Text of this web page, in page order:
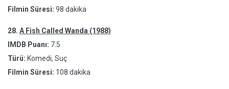
Filmin Süresi: 98 dakika
28. A Fish Called Wanda (1988)
IMDB Puanı: 7.5
Türü: Komedi, Suç
Filmin Süresi: 108 dakika